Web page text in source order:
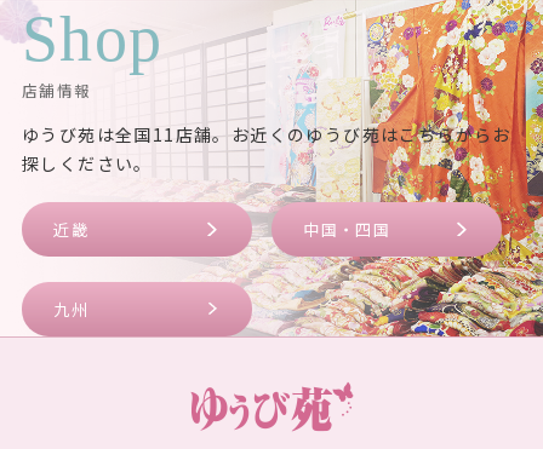
Shop
店舗情報
ゆうび苑は全国11店舗。お近くのゆうび苑はこちらからお
探しください。
近畿 中国・四国
九州